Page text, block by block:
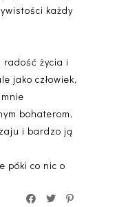
każdy
radość życia i
jako człowiek,
bohaterom,
i bardzo ją
póki co nic o